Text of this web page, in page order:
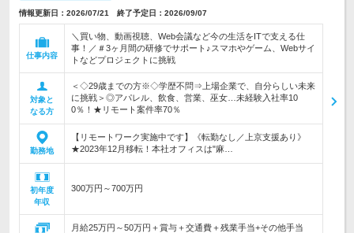
情報更新日：2026/07/21 終了予定日：2026/09/07
仕事内容
＼買い物、動画視聴、Web会議など今の生活をITで支える仕
事！／＃3ヶ月間の研修でサポート♪スマホやゲーム、Webサイ
トなどプロジェクトに挑戦
対象と
なる方
＜◇29歳までの方※◇学歴不問⇒上場企業で、自分らしい未来
に挑戦＞◎アパレル、飲食、営業、巫女…未経験入社率10
0％！★リモート案件率70％
勤務地
【リモートワーク実施中です】《転勤なし／上京支援あり》
★2023年12月移転！本社オフィスは"麻…
初年度
年収
300万円～700万円
月給25万円～50万円＋賞与＋交通費＋残業手当+その他手当